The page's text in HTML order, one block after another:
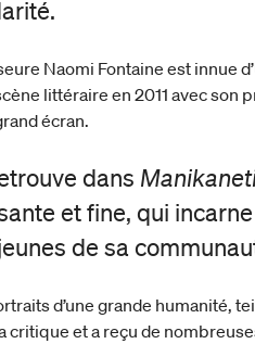
Naomi Fontaine est innue
littéraire en 2011 avec son
écran.
dans
et fine, qui
de sa
d’une grande humanité,
critique et a reçu de